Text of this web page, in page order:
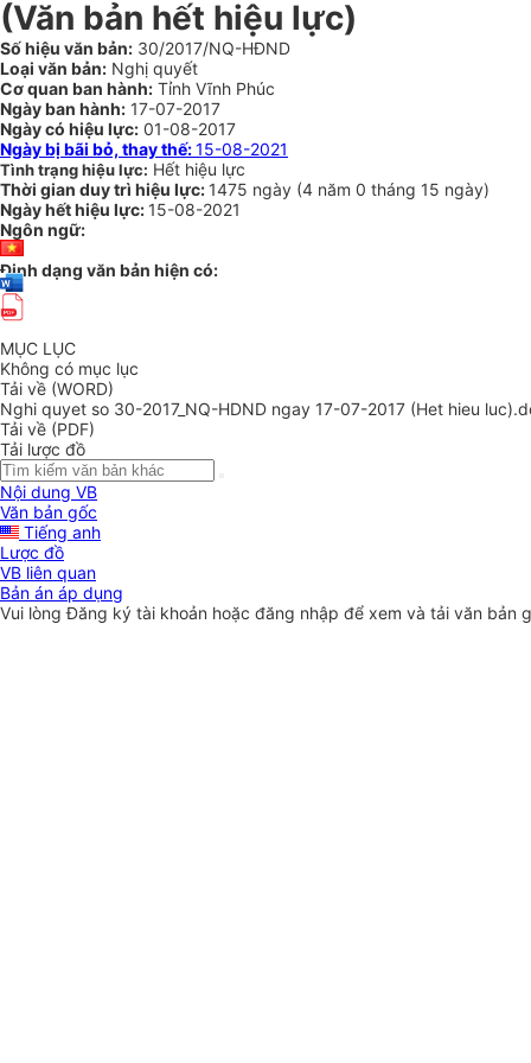
(Văn bản hết hiệu lực)
Số hiệu văn bản: 30/2017/NQ-HĐND
Loại văn bản: Nghị quyết
Cơ quan ban hành: Tỉnh Vĩnh Phúc
Ngày ban hành: 17-07-2017
Ngày có hiệu lực: 01-08-2017
Ngày bị bãi bỏ, thay thế:15-08-2021
Tình trạng hiệu lực: Hết hiệu lực
Thời gian duy trì hiệu lực: 1475 ngày (4 năm 0 tháng 15 ngày)
Ngày hết hiệu lực: 15-08-2021
Ngôn ngữ:
Định dạng văn bản hiện có:
MỤC LỤC
Không có mục lục
Tải về (WORD)
Nghi quyet so 30-2017_NQ-HDND ngay 17-07-2017 (Het hieu
Tải về (PDF)
Tải lược đồ
Nội dung VB
Văn bản gốc
Tiếng anh
Lược đồ
VB liên quan
Bản án áp dụng
Vui lòngĐăng ký tài khoản hoặc đăng nhập để xem và tải văn bản